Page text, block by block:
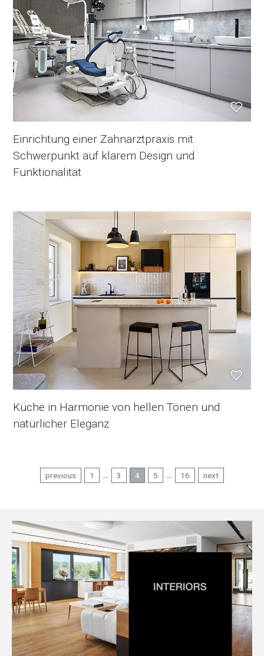
Einrichtung einer Zahnarztpraxis mit
Schwerpunkt auf klarem Design und
Funktionalität
Küche in Harmonie von hellen Tönen und
natürlicher Eleganz
previous 1 ... 3 4 5 ... 16 next